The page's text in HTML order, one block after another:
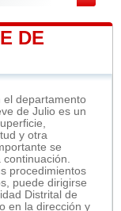
DE
el departamento
de Julio es un
y otra
se
procedimientos
puede dirigirse
Distrital de
en la dirección y